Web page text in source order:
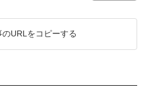
のURLをコピーする